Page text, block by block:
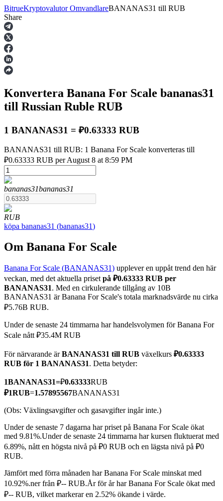
Terminer
USDT Futures
Futures med USDT som säkerhet
COIN-M Futures
Futures för kryptovaluta
TradFi
Derivat för aktier, valuta, ädelmetaller och råvaror
USDC Futures
BitrueKryptovalutor OmvandlareBANANAS31 till RUB
Share
Konvertera Banana For Scale bananas31
till Russian Ruble RUB
1 BANANAS31 = ₽0.63333 RUB
BANANAS31 till RUB: 1 Banana For Scale konverteras till
₽0.63333 RUB per August 8 at 8:59 PM
bananas31bananas31
RUB
köpa bananas31 (bananas31)
Om Banana For Scale
Banana For Scale (BANANAS31) upplever en uppåt trend den här
veckan, med det aktuella priset på ₽0.63333 RUB per
BANANAS31. Med en cirkulerande tillgång av 10B
BANANAS31 är Banana For Scale's totala marknadsvärde nu cirka
₽5.76B RUB.
Under de senaste 24 timmarna har handelsvolymen för Banana For
Scale nått ₽35.4M RUB
För närvarande ärBANANAS31 till RUB växelkurs ₽0.63333
RUB för 1 BANANAS31. Detta betyder:
1BANANAS31=₽0.63333RUB
₽1RUB=1.57895567BANANAS31
(Obs: Växlingsavgifter och gasavgifter ingår inte.)
Under de senaste 7 dagarna har priset på Banana For Scale ökat
med 9.81%.Under de senaste 24 timmarna har kursen fluktuerat med
6.89%, nått en högsta nivå på ₽0 RUB och en lägsta nivå på ₽0
RUB.
Jämfört med förra månaden har Banana For Scale minskat med
10.92%.ner från ₽-- RUB.År för år har Banana For Scale ökat med
₽-- RUB, vilket markerar en 2.52% ökande i värde.